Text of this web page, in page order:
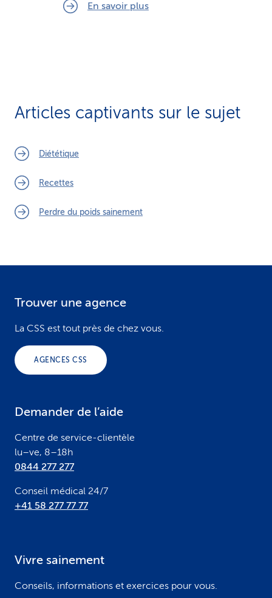
En savoir plus
Articles captivants sur le sujet
Diététique
Recettes
Perdre du poids sainement
Trouver une agence
La CSS est tout près de chez vous.
AGENCES CSS
Demander de l’aide
Centre de service-clientèle
lu–ve, 8–18h
0844 277 277
Conseil médical 24/7
+41 58 277 77 77
Vivre sainement
Conseils, informations et exercices pour vous.